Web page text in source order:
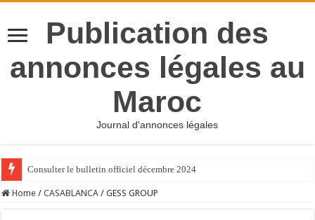
Publication des
annonces légales au
Maroc
Journal d'annonces légales
Consulter le bulletin officiel décembre 2024
Home / CASABLANCA / GESS GROUP